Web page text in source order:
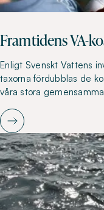
Framtidens VA-
Enligt Svenskt Vattens
taxorna fördubblas de
våra stora